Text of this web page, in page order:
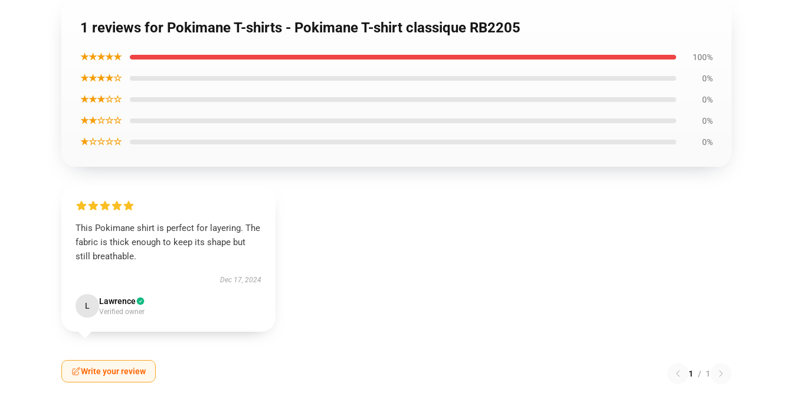
1 reviews for Pokimane T-shirts - Pokimane T-shirt classique RB2205
★★★★★ 100%
★★★★☆ 0%
★★★☆☆ 0%
★★☆☆☆ 0%
★☆☆☆☆ 0%
This Pokimane shirt is perfect for layering. The
fabric is thick enough to keep its shape but
still breathable.
Dec 17, 2024
L Lawrence
Verified owner
Write your review 1 / 1